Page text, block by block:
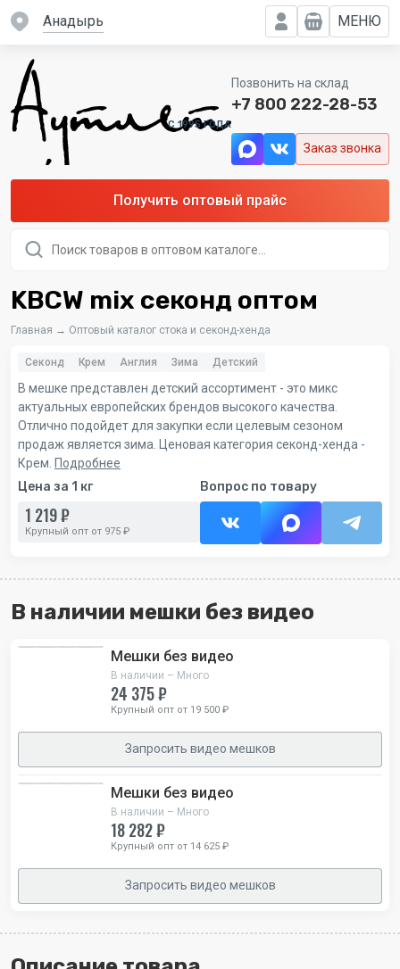
Анадырь МЕНЮ
C 1995 ГОДА
Позвонить на склад
+7 800 222-28-53
Заказ звонка
Получить оптовый прайс
товаров
KBCW mix секонд оптом
Главная → Оптовый каталог стока и секонд-хенда
Секонд Крем Англия Зима Детский
В мешке представлен детский ассортимент - это микс
актуальных европейских брендов высокого качества.
Отлично подойдет для закупки если целевым сезоном
продаж является зима. Ценовая категория секонд-хенда -
Крем. Подробнее
Цена за 1 кг
1 219 ₽
Крупный опт от 975 ₽
Вопрос по товару
В наличии мешки без видео
Мешки без видео
В наличии – Много
24 375 ₽
Крупный опт от 19 500 ₽
Запросить видео мешков
Мешки без видео
В наличии – Много
18 282 ₽
Крупный опт от 14 625 ₽
Запросить видео мешков